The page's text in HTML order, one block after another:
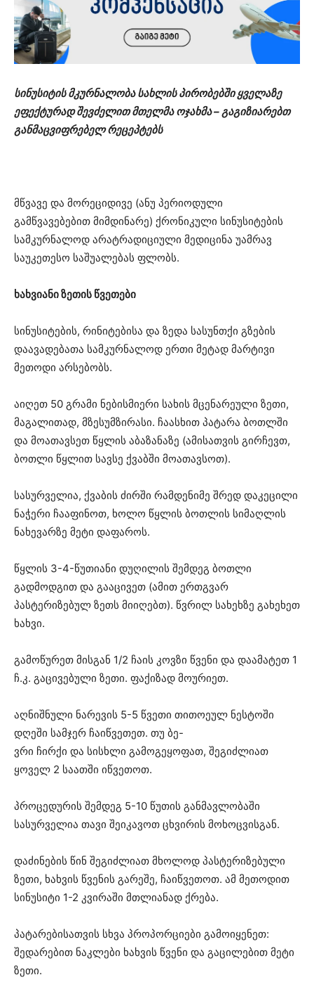
სინუსიტის მკურნალობა სახლის პირობებში ყველაზე
ეფექტურად შევძელით მთელმა ოჯახმა – გაგიზიარებთ
განმაცვიფრებელ რეცეპტებს
მწვავე და მორეციდივე (ანუ პერიოდული
გამწვავებებით მიმდინარე) ქრონიკული სინუსიტების
სამკურნალოდ არატრადიციული მედიცინა უამრავ
საუკეთესო საშუალებას ფლობს.
ხახვიანი ზეთის წვეთები
სინუსიტების, რინიტებისა და ზედა სასუნთქი გზების
დაავადებათა სამკურნალოდ ერთი მეტად მარტივი
მეთოდი არსებობს.
აიღეთ 50 გრამი ნებისმიერი სახის მცენარეული ზეთი,
მაგალითად, მზესუმზირასი. ჩაასხით პატარა ბოთლში
და მოათავსეთ წყლის აბაზანაზე (ამისათვის გირჩევთ,
ბოთლი წყლით სავსე ქვაბში მოათავსოთ).
სასურველია, ქვაბის ძირში რამდენიმე შრედ დაკეცილი
ნაჭერი ჩააფინოთ, ხოლო წყლის ბოთლის სიმაღლის
ნახევარზე მეტი დაფაროს.
წყლის 3-4-წუთიანი დუღილის შემდეგ ბოთლი
გადმოდგით და გააცივეთ (ამით ერთგვარ
პასტერიზებულ ზეთს მიიღებთ). წვრილ სახეხზე გახეხეთ
ხახვი.
გამოწურეთ მისგან 1/2 ჩაის კოვზი წვენი და დაამატეთ 1
ჩ.კ. გაცივებული ზეთი. ფაქიზად მოურიეთ.
აღნიშნული ნარევის 5-5 წვეთი თითოეულ ნესტოში
დღეში სამჯერ ჩაიწვეთეთ. თუ ბე-
ვრი ჩირქი და სისხლი გამოგეყოფათ, შეგიძლიათ
ყოველ 2 საათში იწვეთოთ.
პროცედურის შემდეგ 5-10 წუთის განმავლობაში
სასურველია თავი შეიკავოთ ცხვირის მოხოცვისგან.
დაძინების წინ შეგიძლიათ მხოლოდ პასტერიზებული
ზეთი, ხახვის წვენის გარეშე, ჩაიწვეთოთ. ამ მეთოდით
სინუსიტი 1-2 კვირაში მთლიანად ქრება.
პატარებისათვის სხვა პროპორციები გამოიყენეთ:
შედარებით ნაკლები ხახვის წვენი და გაცილებით მეტი
ზეთი.